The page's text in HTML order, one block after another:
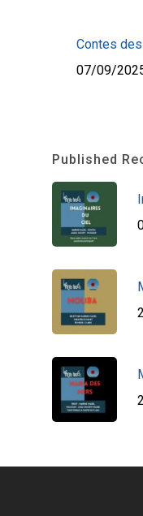
Contes
07/09/
Published